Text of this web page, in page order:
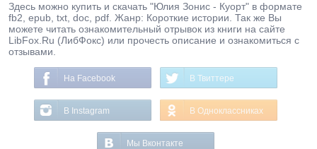
Здесь можно купить и скачать "Юлия Зонис - Куорт" в формате
fb2, epub, txt, doc, pdf. Жанр: Короткие истории. Так же Вы
можете читать ознакомительный отрывок из книги на сайте
LibFox.Ru (ЛибФокс) или прочесть описание и ознакомиться с
отзывами.
На Facebook В Твиттере
В Instagram В Одноклассниках
Мы Вконтакте